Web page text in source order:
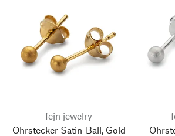
fejn jewelry
Ohrstecker Satin-Ball, Gold